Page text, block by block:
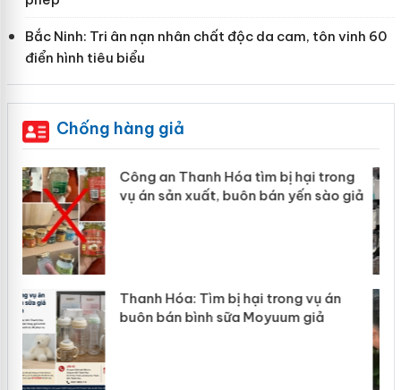
Bắc Ninh: Tri ân nạn nhân chất độc da cam, tôn vinh 60
điển hình tiêu biểu
Chống hàng giả
Lào Cai xử lý 83 vụ vi phạm thương
mại trong tháng 7
Hưng Yên: Xử lý 6 hộ kinh doanh bán
hàng giả mạo nhãn hiệu Adidas, Nike